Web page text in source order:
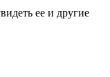
ее и другие